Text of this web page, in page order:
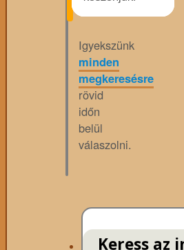
Igyekszünk
minden
megkeresésre
rövid
időn
belül
válaszolni.
Keress az